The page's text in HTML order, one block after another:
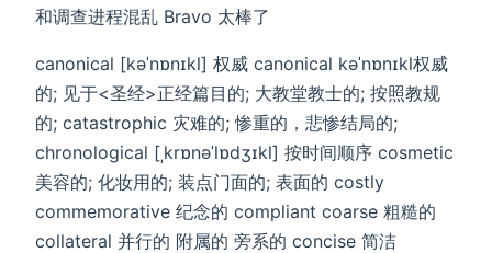
和调查进程混乱 Bravo 太棒了
canonical [kəˈnɒnɪkl] 权威 canonical kəˈnɒnɪkl权威
的; 见于<圣经>正经篇目的; 大教堂教士的; 按照教规
的; catastrophic 灾难的; 惨重的，悲惨结局的;
chronological [ˌkrɒnəˈlɒdʒɪkl] 按时间顺序 cosmetic
美容的; 化妆用的; 装点门面的; 表面的 costly
commemorative 纪念的 compliant coarse 粗糙的
collateral 并行的 附属的 旁系的 concise 简洁